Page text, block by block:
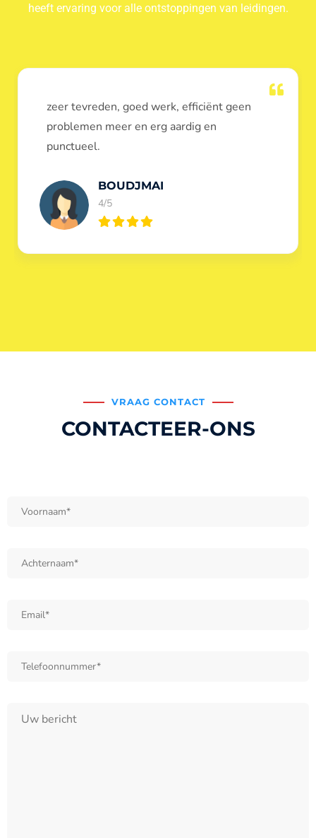
heeft ervaring voor alle ontstoppingen van leidingen.
Dank u voor de ontstopping van wc, werd
heel goed uitgevoerd, door de loodgieters
ontstoppers services janssens.
Eric Garfield
5/5
VRAAG CONTACT
CONTACTEER-ONS